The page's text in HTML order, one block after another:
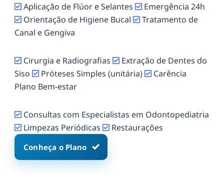
Aplicação de Flúor e Selantes
Emergência 24h
Orientação de Higiene Bucal
Tratamento de
Canal e Gengiva
Cirurgia e Radiografias
Extração de Dentes do
Siso
Próteses Simples (unitária)
Carência
Plano Bem-estar
Consultas com Especialistas em Odontopediatria
Limpezas Periódicas
Restaurações
Conheça o Plano